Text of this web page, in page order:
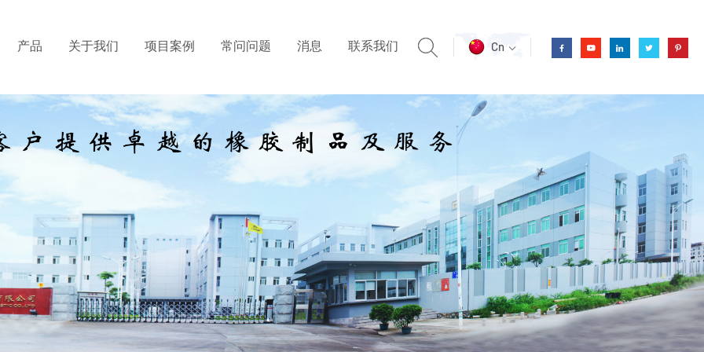
Cn
产品 关于我们 项目案例 常问问题 消息 联系我们